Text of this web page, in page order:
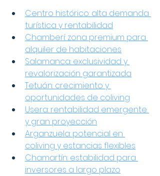
Centro histórico: alta demanda
turística y rentabilidad
Chamberí: zona premium para
alquiler de habitaciones
Salamanca: exclusividad y
revalorización garantizada
Tetuán: crecimiento y
oportunidades de coliving
Usera: rentabilidad emergente
y gran proyección
Arganzuela: potencial en
coliving y estancias flexibles
Chamartín: estabilidad para
inversores a largo plazo